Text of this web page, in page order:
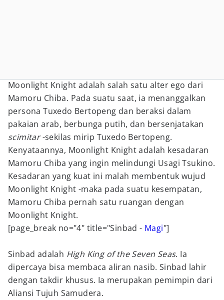
Moonlight Knight adalah salah satu alter ego dari
Mamoru Chiba. Pada suatu saat, ia menanggalkan
persona Tuxedo Bertopeng dan beraksi dalam
pakaian arab, berbunga putih, dan bersenjatakan
scimitar-sekilas mirip Tuxedo Bertopeng.
Kenyataannya, Moonlight Knight adalah kesadaran
Mamoru Chiba yang ingin melindungi Usagi Tsukino.
Kesadaran yang kuat ini malah membentuk wujud
Moonlight Knight -maka pada suatu kesempatan,
Mamoru Chiba pernah satu ruangan dengan
Moonlight Knight.
[page_break no="4" title="Sinbad - Magi"]
Sinbad adalah High King of the Seven Seas. Ia
dipercaya bisa membaca aliran nasib. Sinbad lahir
dengan takdir khusus. Ia merupakan pemimpin dari
Aliansi Tujuh Samudera.